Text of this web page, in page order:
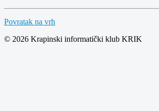
Povratak na vrh
© 2026 Krapinski informatički klub KRIK